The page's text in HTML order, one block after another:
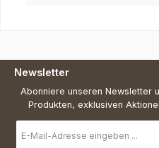
Newsletter
Abonniere unseren Newsletter
Produkten, exklusiven
Mail-